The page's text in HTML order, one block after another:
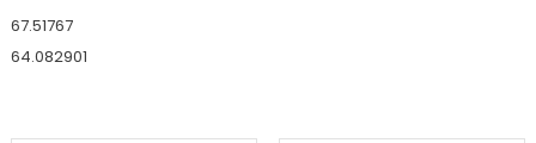
67.51767
64.082901